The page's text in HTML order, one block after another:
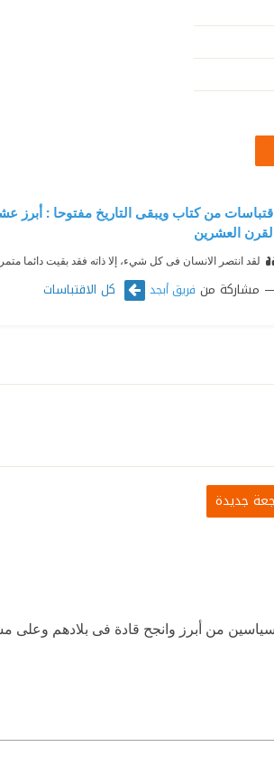
من كتاب ويبقى التاريخ مفتوحا :
العشرين
لقد انتصر الانسان فى كل شيء، إلا ذاته فقد بقيت دائما
مشاركة من فريق أبجد كل الاقتباسات
جديدة
من أبرز وانجح قادة فى بلادهم وعلى